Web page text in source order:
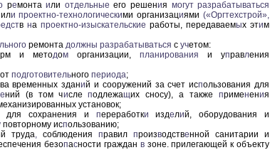
ремонтаили отдельные его решения могут разрабатываться
и проектно-технологическими организациями(«Оргтехстрой»,
в на проектно-изыскательские работы, передаваемых этим
ремонта должны разрабатываться с учетом:
и методом организации, планирования и управления
подготовительного периода;
временных зданий и сооружений за счет использования для
ений (в том числеподлежащих сносу), а такжеприменения
установок;
для сохранения и переработки изделий, оборудования и
повторному использованию;
труда, соблюдения правил производственной санитарии и
безопасности граждан взоне. прилегающей к объекту